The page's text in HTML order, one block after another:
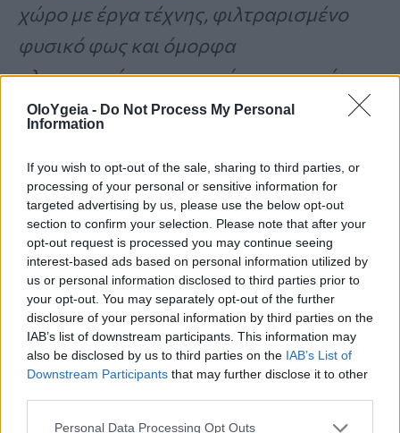
OloYgeia - Do Not Process My Personal
Information
If you wish to opt-out of the sale, sharing to third parties, or
processing of your personal or sensitive information for
targeted advertising by us, please use the below opt-out
section to confirm your selection. Please note that after your
opt-out request is processed you may continue seeing
interest-based ads based on personal information utilized by
us or personal information disclosed to third parties prior to
your opt-out. You may separately opt-out of the further
disclosure of your personal information by third parties on the
IAB’s list of downstream participants. This information may
also be disclosed by us to third parties on the IAB’s List of
Downstream Participants that may further disclose it to other
Personal Data Processing Opt Outs
χώρο με έργα τέχνης, φιλτραρισμένο
φυσικό φως και όμορφα
κλινοσκεπάσματα ως κύρια στοιχεία».
Henderson από το Dallas του Texas.
«Αφήστε την κρεβατοκάμαρα να είναι
γαλήνια—ένα πραγματικό καταφύγιο
από τις ευθύνες και τη βιασύνη της
ζωής», συμβουλεύει.
Η Bethany Adams είναι ακόμα πιο
υπέροχη TV, το μόνο υπνοδωμάτιο που